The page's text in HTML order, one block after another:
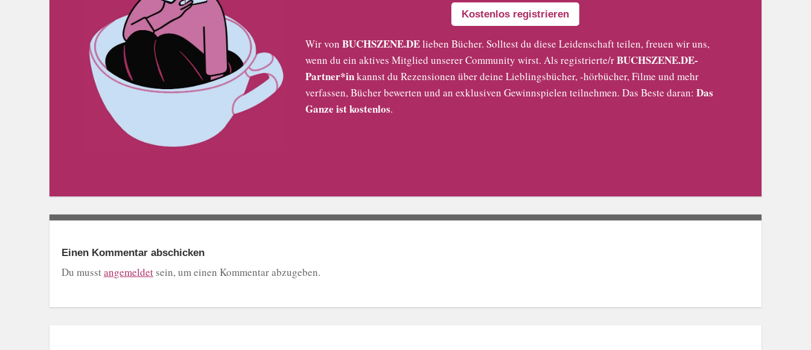
Kostenlos registrieren
Wir von BUCHSZENE.DElieben Bücher. Solltest du diese Leidenschaft teilen, freuen wir uns,
wenn du ein aktives Mitglied unserer Community wirst. Als registrierte/rBUCHSZENE.DE-
Partner*inkannst du Rezensionen über deine Lieblingsbücher, -hörbücher, Filme und mehr
verfassen, Bücher bewerten und an exklusiven Gewinnspielen teilnehmen. Das Beste daran: Das
Ganze ist kostenlos.
Einen Kommentar abschicken
Du musstangemeldet sein, um einen Kommentar abzugeben.